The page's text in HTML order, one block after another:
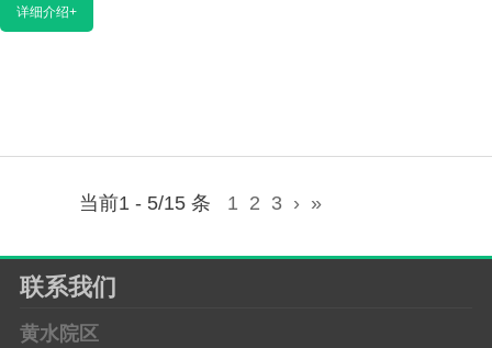
阅读：9753
详细介绍+
当前1 - 5/15 条 1 2 3 › »
联系我们
黄水院区